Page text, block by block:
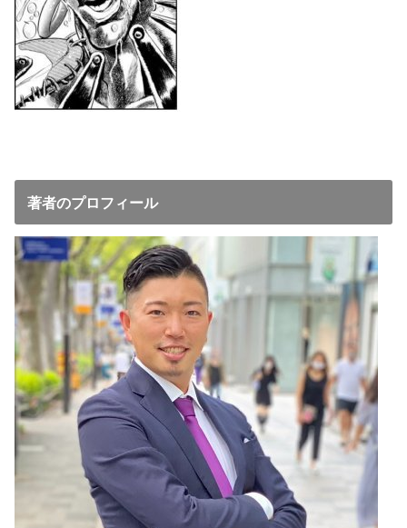
著者のプロフィール